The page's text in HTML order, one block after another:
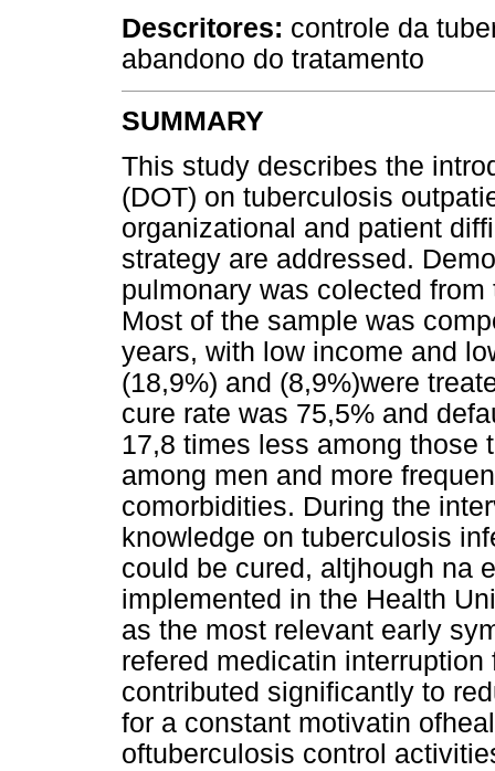
Descritores: controle da
abandono do tratamento
SUMMARY
This study describes the
(DOT) on tuberculosis
organizational and patient
strategy are addressed.
pulmonary was colected
Most of the sample was
years, with low income and
(18,9%) and (8,9%)were
cure rate was 75,5% and
17,8 times less among those
among men and more
comorbidities. During the
knowledge on tuberculosis
could be cured, altjhough na
implemented in the Health
as the most relevant early
refered medicatin
contributed significantly to
for a constant motivatin
oftuberculosis control